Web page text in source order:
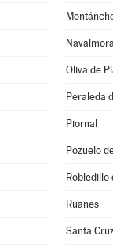
Oliva de
Peraleda
Piornal
Pozuelo
Robledillo
Ruanes
Santa